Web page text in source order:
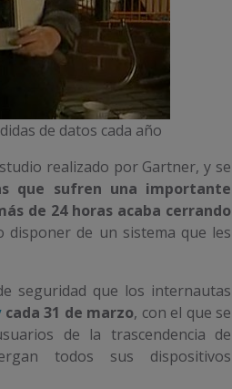
de datos cada año
realizado por Gartner, y se
que sufren una importante
de 24 horas acaba cerrando
disponer de un sistema que les
seguridad que los internautas
cada 31 de marzo, con el que se
de la trascendencia de
todos sus dispositivos